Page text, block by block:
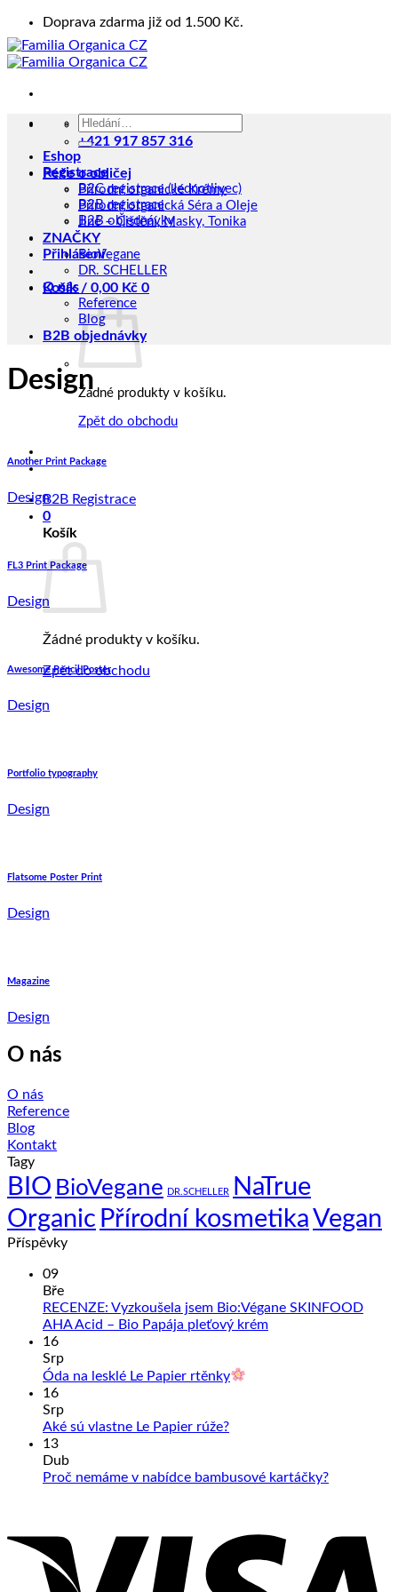
Přeskočit
na
obsah
Doprava zdarma již od 1.500 Kč.
Kontakt
+421 917 857 316
Registrace
B2C registrace (Jednotlivec)
B2B registrace
B2B objednávky
Přihlášení
Košík / 0,00 Kč 0
Žádné produkty v košíku.
Zpět do obchodu
B2B Registrace
0
Košík
Žádné produkty v košíku.
Zpět do obchodu
Hledat:
Eshop
Péče o obličej
Přírodní organické Krémy
Přírodní organická Séra a Oleje
Jiné – Čištění, Masky, Tonika
ZNAČKY
BioVegane
DR. SCHELLER
O nás
Reference
Blog
B2B objednávky
Design
Another Print Package
Design
FL3 Print Package
Design
Awesome Pencil Poster
Design
Portfolio typography
Design
Flatsome Poster Print
Design
Magazine
Design
O nás
O nás
Reference
Blog
Kontakt
Tagy
BIO BioVegane DR.SCHELLER
NaTrue
Organic Přírodní kosmetikaVegan
Příspěvky
09
Bře
RECENZE: Vyzkoušela jsem Bio:Végane SKINFOOD
AHA Acid – Bio Papája pleťový krémŽádné
Bio:Végane
Bio
16
Srp
Óda na lesklé Le Papier rtěnky
Óda
Papier
rtěnky
16
Srp
Aké sú vlastne Le Papier rúže?Žádné
textu
sú
vlastne
Le
13
Dub
Proč nemáme v nabídce bambusové kartáčky?Žádné
s
názvem
Proč